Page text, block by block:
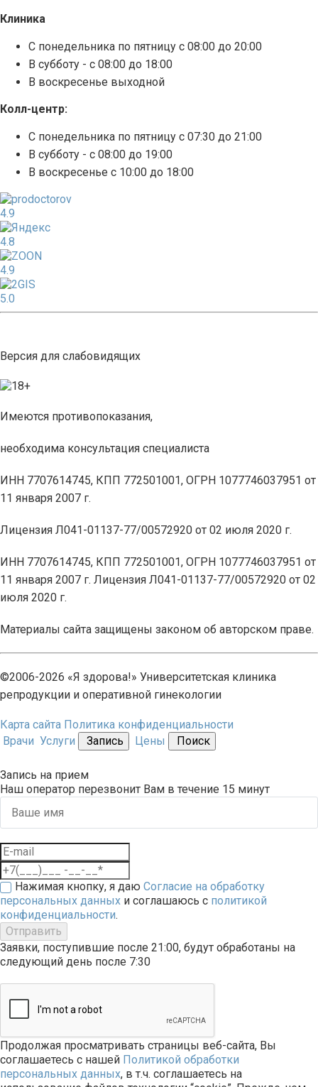
Клиника
С понедельника по пятницу с 08:00 до 20:00
В субботу - с 08:00 до 18:00
В воскресенье выходной
Колл-центр:
С понедельника по пятницу с 07:30 до 21:00
В субботу - с 08:00 до 19:00
В воскресенье с 10:00 до 18:00
4.9
4.8
4.9
5.0
Версия для слабовидящих
Имеются противопоказания,
необходима консультация специалиста
ИНН 7707614745, КПП 772501001, ОГРН 1077746037951 от
11 января 2007 г.
Лицензия Л041-01137-77/00572920 от 02 июля 2020 г.
ИНН 7707614745, КПП 772501001, ОГРН 1077746037951 от
11 января 2007 г. Лицензия Л041-01137-77/00572920 от 02
июля 2020 г.
Материалы сайта защищены законом об авторском праве.
©2006-2026 «Я здорова!» Университетская клиника
репродукции и оперативной гинекологии
Карта сайта Политика конфиденциальности
Врачи Услуги Запись Цены Поиск
Запись на прием
Наш оператор перезвонит Вам в течение 15 минут
Нажимая кнопку, я даю Согласие на обработку
персональных данных и соглашаюсь с политикой
конфиденциальности.
Отправить
Заявки, поступившие после 21:00, будут обработаны на
следующий день после 7:30
Продолжая просматривать страницы веб-сайта, Вы
соглашаетесь с нашей Политикой обработки
персональных данных, в т.ч. соглашаетесь на